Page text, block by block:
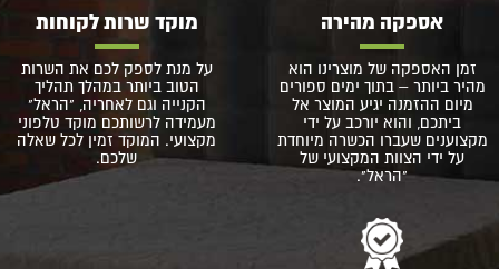
אספקה מהירה
זמן האספקה של מוצרינו הוא
מהיר ביותר – בתוך ימים ספורים
מיום ההזמנה יגיע המוצר אל
ביתכם, והוא יורכב על ידי
מקצוענים שעברו הכשרה מיוחדת
על ידי הצוות המקצועי של
"הראל".
מוקד שרות לקוחות
על מנת לספק לכם את השרות
הטוב ביותר במהלך תהליך
הקנייה וגם לאחריה, "הראל"
מעמידה לרשותכם מוקד טלפוני
מקצועי. המוקד זמין לכל שאלה
שלכם.